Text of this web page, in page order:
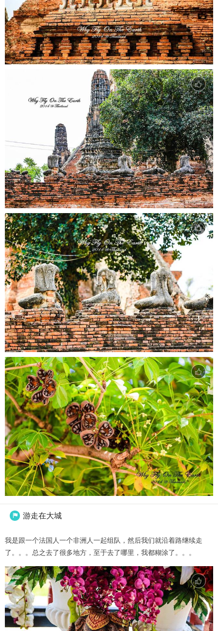
 游走在大城
我是跟一个法国人一个非洲人一起组队，然后我们就沿着路继续走
了。。。总之去了很多地方，至于去了哪里，我都糊涂了。。。